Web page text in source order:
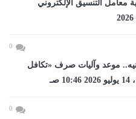
معامل التنسيق الإلكتروني
0
4 مليارات جنيه.. موعد وآليات صرف «تكافل
0